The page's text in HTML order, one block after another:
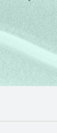
4,64
7,38